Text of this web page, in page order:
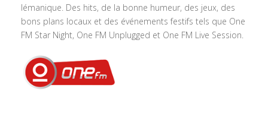
lémanique. Des hits, de la bonne humeur, des jeux, des
bons plans locaux et des événements festifs tels que One
FM Star Night, One FM Unplugged et One FM Live Session.